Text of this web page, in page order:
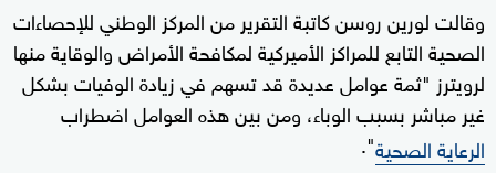
وقالت لورين روسن كاتبة التقرير من المركز الوطني للإحصاءات
الصحية التابع للمراكز الأميركية لمكافحة الأمراض والوقاية منها
لرويترز "ثمة عوامل عديدة قد تسهم في زيادة الوفيات بشكل
غير مباشر بسبب الوباء، ومن بين هذه العوامل اضطراب
الرعاية الصحية".